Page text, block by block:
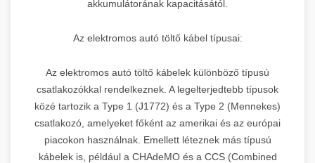
akkumulátorának kapacitásától.
Az elektromos autó töltő kábel típusai:
Az elektromos autó töltő kábelek különböző típusú
csatlakozókkal rendelkeznek. A legelterjedtebb típusok
közé tartozik a Type 1 (J1772) és a Type 2 (Mennekes)
csatlakozó, amelyeket főként az amerikai és az európai
piacokon használnak. Emellett léteznek más típusú
kábelek is, például a CHAdeMO és a CCS (Combined